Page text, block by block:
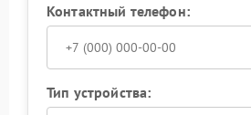
Контактный телефон:
Тип устройства: